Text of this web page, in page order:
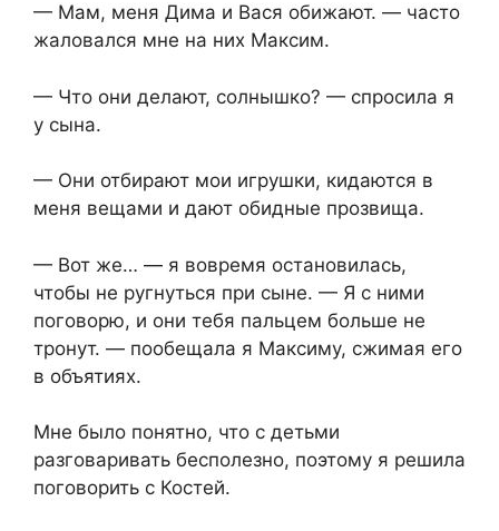
— Мам, меня Дима и Вася обижают. — часто
жаловался мне на них Максим.
— Что они делают, солнышко? — спросила я
у сына.
— Они отбирают мои игрушки, кидаются в
меня вещами и дают обидные прозвища.
— Вот же… — я вовремя остановилась,
чтобы не ругнуться при сыне. — Я с ними
поговорю, и они тебя пальцем больше не
тронут. — пообещала я Максиму, сжимая его
в объятиях.
Мне было понятно, что с детьми
разговаривать бесполезно, поэтому я решила
поговорить с Костей.